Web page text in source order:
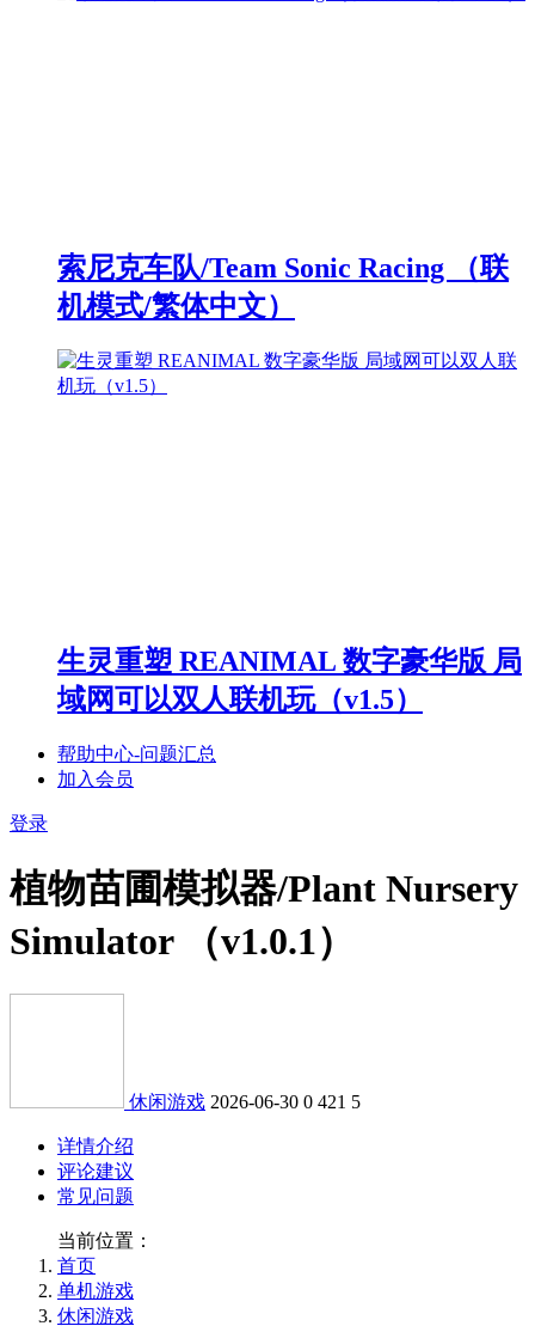
索尼克车队/Team Sonic Racing （联
机模式/繁体中文）
生灵重塑 REANIMAL 数字豪华版 局
域网可以双人联机玩（v1.5）
帮助中心-问题汇总
加入会员
登录
植物苗圃模拟器/Plant Nursery
Simulator （v1.0.1）
休闲游戏 2026-06-30 0 421 5
详情介绍
评论建议
常见问题
当前位置：
首页
单机游戏
休闲游戏